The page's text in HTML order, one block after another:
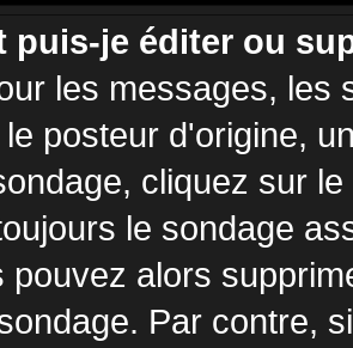
puis-je éditer ou
les messages, les
posteur d'origine,
cliquez sur
le sondage
pouvez alors
Par contre,